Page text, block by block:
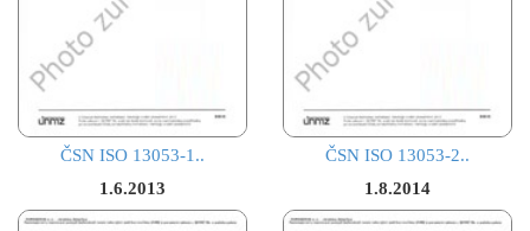
ČSN ISO 13053-1..
1.6.2013
ČSN ISO 13053-2..
1.8.2014